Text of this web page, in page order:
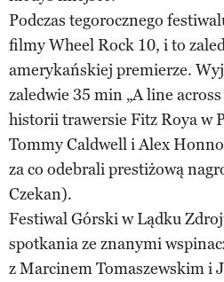
Podczas tegorocznego
filmy Wheel Rock 10, i to
amerykańskiej premierze.
zaledwie 35 min „A line
historii trawersie Fitz Roya w
Tommy Caldwell i Alex
za co odebrali prestiżową
Czekan).
Festiwal Górski w Lądku
spotkania ze znanymi
z Marcinem Tomaszewskim i